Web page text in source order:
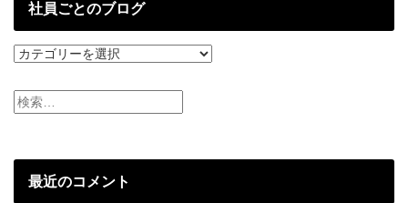
社員ごとのブログ
社
ご
と
ロ
最近のコメント